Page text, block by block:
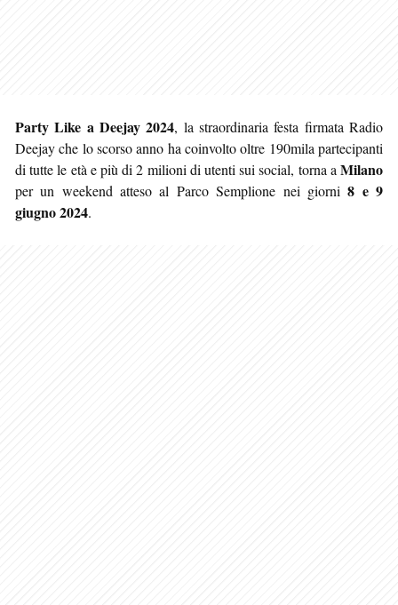
Party Like a Deejay 2024, la straordinaria festa firmata Radio
Deejay che lo scorso anno ha coinvolto oltre 190mila partecipanti
di tutte le età e più di 2 milioni di utenti sui social, torna a Milano
per un weekend atteso al Parco Semplione nei giorni8 e 9
giugno 2024.